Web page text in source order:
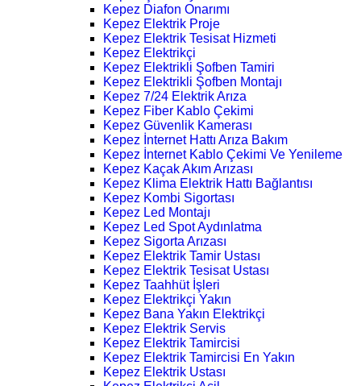
Kepez Diafon Onarımı
Kepez Elektrik Proje
Kepez Elektrik Tesisat Hizmeti
Kepez Elektrikçi
Kepez Elektrikli Şofben Tamiri
Kepez Elektrikli Şofben Montajı
Kepez 7/24 Elektrik Arıza
Kepez Fiber Kablo Çekimi
Kepez Güvenlik Kamerası
Kepez İnternet Hattı Arıza Bakım
Kepez İnternet Kablo Çekimi Ve Yenileme
Kepez Kaçak Akım Arızası
Kepez Klima Elektrik Hattı Bağlantısı
Kepez Kombi Sigortası
Kepez Led Montajı
Kepez Led Spot Aydınlatma
Kepez Sigorta Arızası
Kepez Elektrik Tamir Ustası
Kepez Elektrik Tesisat Ustası
Kepez Taahhüt İşleri
Kepez Elektrikçi Yakın
Kepez Bana Yakın Elektrikçi
Kepez Elektrik Servis
Kepez Elektrik Tamircisi
Kepez Elektrik Tamircisi En Yakın
Kepez Elektrik Ustası